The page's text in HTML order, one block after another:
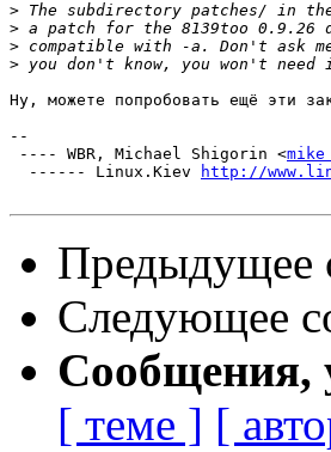
>
>
>
>
Ну, можете попробовать ещё
--
---- WBR, Michael Shigorin <
  ------ Linux.Kiev
http://
Предыдущее
Следующее
Сообщения,
[ теме ] [